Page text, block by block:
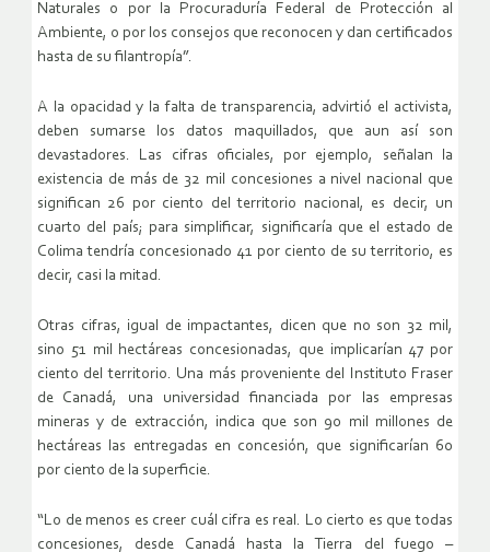
Naturales o por la Procuraduría Federal de Protección al
Ambiente, o por los consejos que reconocen y dan certificados
hasta de su filantropía”.
A la opacidad y la falta de transparencia, advirtió el activista,
deben sumarse los datos maquillados, que aun así son
devastadores. Las cifras oficiales, por ejemplo, señalan la
existencia de más de 32 mil concesiones a nivel nacional que
significan 26 por ciento del territorio nacional, es decir, un
cuarto del país; para simplificar, significaría que el estado de
Colima tendría concesionado 41 por ciento de su territorio, es
decir, casi la mitad.
Otras cifras, igual de impactantes, dicen que no son 32 mil,
sino 51 mil hectáreas concesionadas, que implicarían 47 por
ciento del territorio. Una más proveniente del Instituto Fraser
de Canadá, una universidad financiada por las empresas
mineras y de extracción, indica que son 90 mil millones de
hectáreas las entregadas en concesión, que significarían 60
por ciento de la superficie.
“Lo de menos es creer cuál cifra es real. Lo cierto es que todas
concesiones, desde Canadá hasta la Tierra del fuego –